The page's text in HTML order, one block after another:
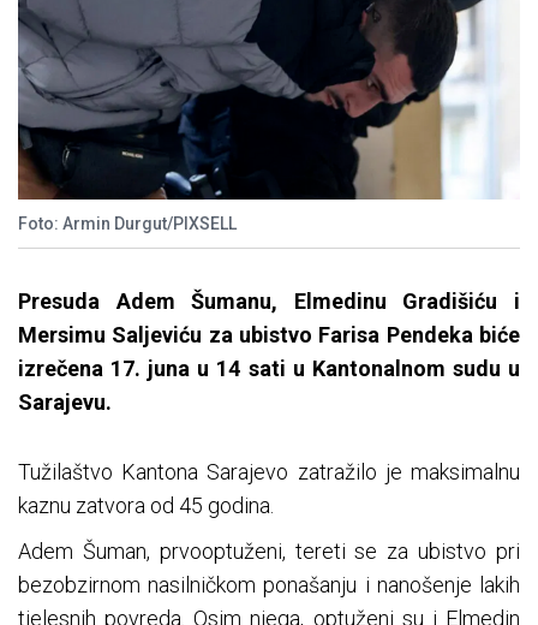
Foto: Armin Durgut/PIXSELL
Presuda Adem Šumanu, Elmedinu Gradišiću i
Mersimu Saljeviću za ubistvo Farisa Pendeka biće
izrečena 17. juna u 14 sati u Kantonalnom sudu u
Sarajevu.
Tužilaštvo Kantona Sarajevo zatražilo je maksimalnu
kaznu zatvora od 45 godina.
Adem Šuman, prvooptuženi, tereti se za ubistvo pri
bezobzirnom nasilničkom ponašanju i nanošenje lakih
tjelesnih povreda. Osim njega, optuženi su i Elmedin